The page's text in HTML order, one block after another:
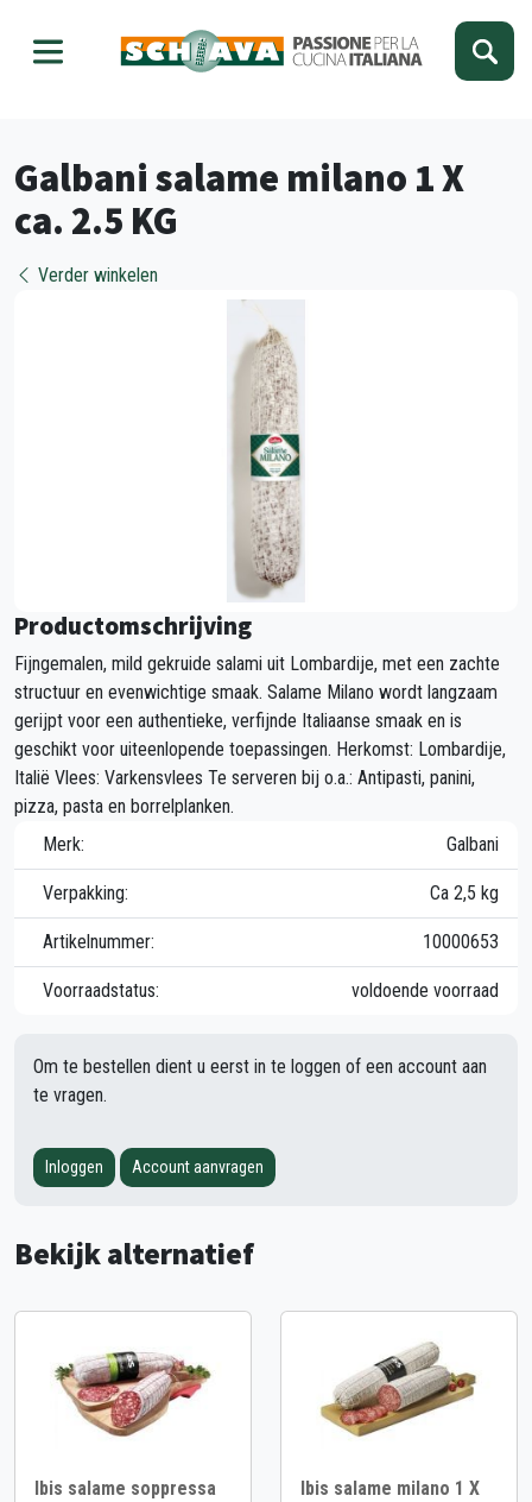
Galbani salame milano 1 X
ca. 2.5 KG
Verder winkelen
Productomschrijving
Fijngemalen, mild gekruide salami uit Lombardije, met een zachte
structuur en evenwichtige smaak. Salame Milano wordt langzaam
gerijpt voor een authentieke, verfijnde Italiaanse smaak en is
geschikt voor uiteenlopende toepassingen. Herkomst: Lombardije,
Italië Vlees: Varkensvlees Te serveren bij o.a.: Antipasti, panini,
pizza, pasta en borrelplanken.
Merk:
Galbani
Verpakking: Ca 2,5 kg
Artikelnummer: 10000653
Voorraadstatus: voldoende voorraad
Om te bestellen dient u eerst in te loggen of een account aan
te vragen.
Inloggen Account aanvragen
Bekijk alternatief
Ibis salame soppressa
Ibis salame milano 1 X